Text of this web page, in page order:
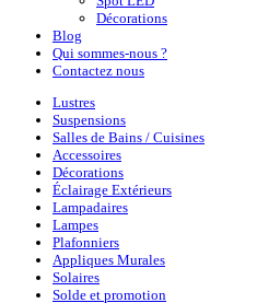
Décorations
Blog
Qui sommes-nous ?
Contactez nous
Lustres
Suspensions
Salles de Bains / Cuisines
Accessoires
Décorations
Éclairage Extérieurs
Lampadaires
Lampes
Plafonniers
Appliques Murales
Solaires
Solde et promotion